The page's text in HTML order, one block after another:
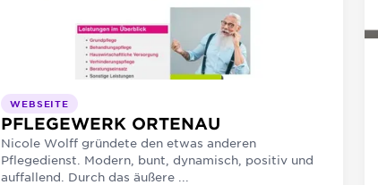
WEBSEITE
PFLEGEWERK ORTENAU
Nicole Wolff gründete den etwas anderen
Pflegedienst. Modern, bunt, dynamisch, positiv und
auffallend. Durch das äußere ...